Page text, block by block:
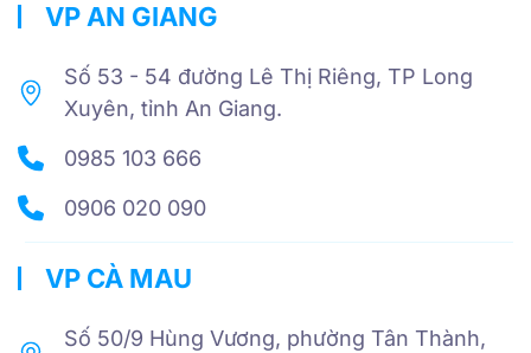
VP AN GIANG
Số 53 - 54 đường Lê Thị Riêng, TP Long
Xuyên, tỉnh An Giang.
0985 103 666
0906 020 090
VP CÀ MAU
Số 50/9 Hùng Vương, phường Tân Thành,